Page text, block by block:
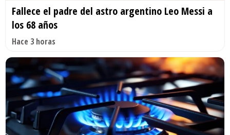
Fallece el padre del astro argentino Leo Messi a
los 68 años
Hace 3 horas